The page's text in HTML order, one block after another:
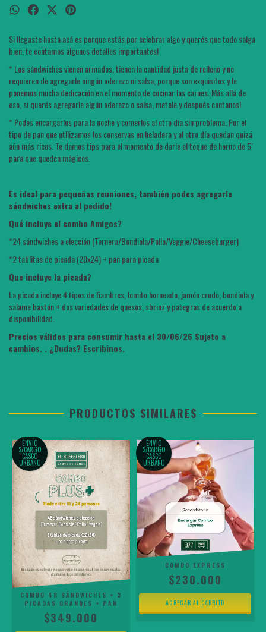
Si llegaste hasta acá es porque estás por celebrar algo y querés que todo salga
bien, te contamos algunos detalles importantes!
* Los sándwiches vienen armados, tienen la cantidad justa de relleno y no
requieren de agregarle ningún aderezo ni salsa, porque son exquisitos y le
ponemos mucha dedicación en el momento de cocinar las carnes. Más allá de
eso, si querés agregarle algún aderezo o salsa, metele y después contanos!
* Podes encargarlos para la noche y comerlos al otro día sin problema. Por el
tipo de pan que utllizamos los conservas en heladera y al otro día quedan quizá
aún más ricos. Te damos tips para el momento de darle el toque de horno de 5´
para que queden mágicos.
Es ideal para pequeñas reuniones, también podes agregarle
sándwiches extra al pedido!
Qué incluye el combo Amigos?
*24 sándwiches a elección (Ternera/Bondiola/Pollo/Veggie/Cheeseburger)
*2 tablitas de picada (20x24) + pan para picada
Que incluye la picada?
La picada incluye 4 tipos de fiambres, lomito horneado, jamón crudo, bondiola y
salame bastón + dos variedades de quesos, sbrinz y pategras de acuerdo a
disponibilidad.
Precios válidos para consumir hasta el 30/06/26 Sujeto a
cambios. . ¿Dudas? Escribinos.
PRODUCTOS SIMILARES
ENVÍO
S/CARGO
CASCO
URBANO
COMBO 48 SÁNDWICHES + 3
PICADAS GRANDES + PAN
$349.000
ENVÍO
S/CARGO
CASCO
URBANO
COMBO EXPRESS
$230.000